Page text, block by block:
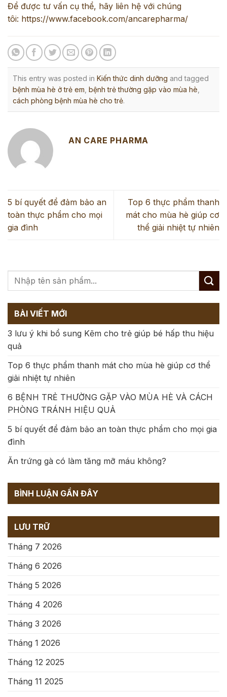
Để được tư vấn cụ thể, hãy liên hệ với chúng
tôi: https://www.facebook.com/ancarepharma/
This entry was posted in Kiến thức dinh dưỡng and tagged
bệnh mùa hè ở trẻ em bệnh trẻ thường gặp vào mùa hè
cách phòng bệnh mùa hè cho trẻ.
AN CARE PHARMA
5 bí quyết để đảm bảo an
toàn thực phẩm cho mọi
gia đình
Top 6 thực phẩm thanh
mát cho mùa hè giúp cơ
thể giải nhiệt tự nhiên
BÀI VIẾT MỚI
3 lưu ý khi bổ sung Kẽm cho trẻ giúp bé hấp thu hiệu
quả
Top 6 thực phẩm thanh mát cho mùa hè giúp cơ thể
giải nhiệt tự nhiên
6 BỆNH TRẺ THƯỜNG GẶP VÀO MÙA HÈ VÀ CÁCH
PHÒNG TRÁNH HIỆU QUẢ
5 bí quyết để đảm bảo an toàn thực phẩm cho mọi gia
đình
Ăn trứng gà có làm tăng mỡ máu không?
BÌNH LUẬN GẦN ĐÂY
LƯU TRỮ
Tháng 7 2026
Tháng 6 2026
Tháng 5 2026
Tháng 4 2026
Tháng 3 2026
Tháng 1 2026
Tháng 12 2025
Tháng 11 2025